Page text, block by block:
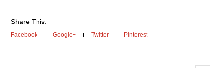
Share This:
Facebook Google+ Twitter Pinterest